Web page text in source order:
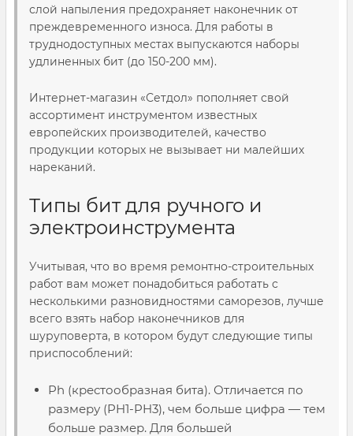
слой напыления предохраняет наконечник от
преждевременного износа. Для работы в
труднодоступных местах выпускаются наборы
удлиненных бит (до 150-200 мм).
Интернет-магазин «Сетдол» пополняет свой
ассортимент инструментом известных
европейских производителей, качество
продукции которых не вызывает ни малейших
нареканий.
Типы бит для ручного и
электроинструмента
Учитывая, что во время ремонтно-строительных
работ вам может понадобиться работать с
несколькими разновидностями саморезов, лучше
всего взять набор наконечников для
шуруповерта, в котором будут следующие типы
приспособлений:
Ph (крестообразная бита). Отличается по
размеру (PH1-PH3), чем больше цифра — тем
больше размер. Для большей